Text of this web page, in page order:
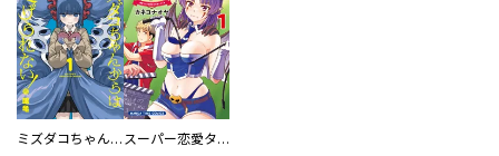
ミズダコちゃんからは逃げられない！ スーパー恋愛タイム！～現場でドＳな彼女は自宅でデレる～